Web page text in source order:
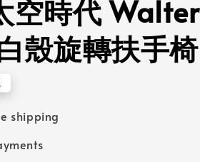
空時代 Walter
殼旋轉扶手椅
shipping